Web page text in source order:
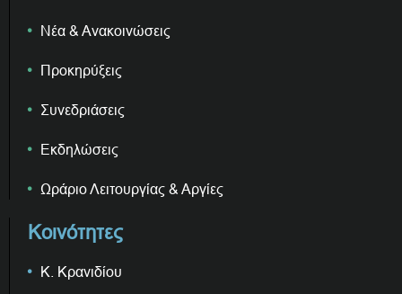
Νέα & Ανακοινώσεις
Προκηρύξεις
Συνεδριάσεις
Εκδηλώσεις
Ωράριο Λειτουργίας & Αργίες
Κοινότητες
Κ. Κρανιδίου